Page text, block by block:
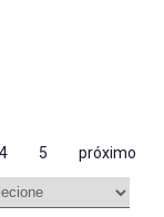
4 5 próximo